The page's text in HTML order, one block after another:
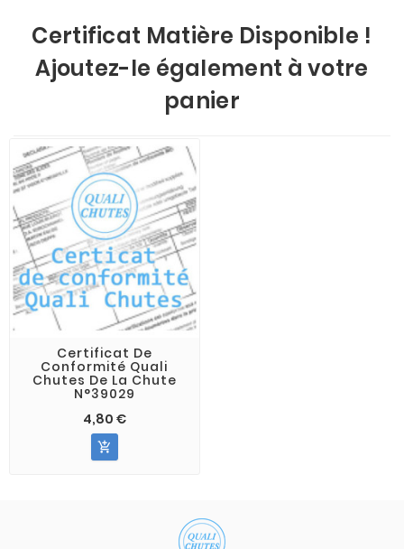
Certificat Matière Disponible !
Ajoutez-le également à votre
panier
Certificat De
Conformité Quali
Chutes De La Chute
N°39029
4,80 €
